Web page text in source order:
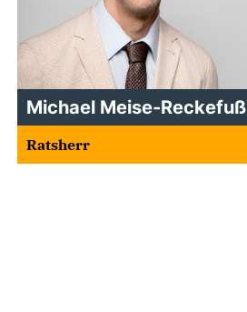
Michael Meise-Reckefuß
Ratsherr